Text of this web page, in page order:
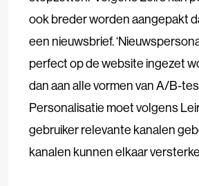
ook breder worden aangepakt
een nieuwsbrief.
perfect op de website ingezet
dan aan alle vormen van A/B-
Personalisatie moet volgens
gebruiker relevante kanalen
kanalen kunnen elkaar